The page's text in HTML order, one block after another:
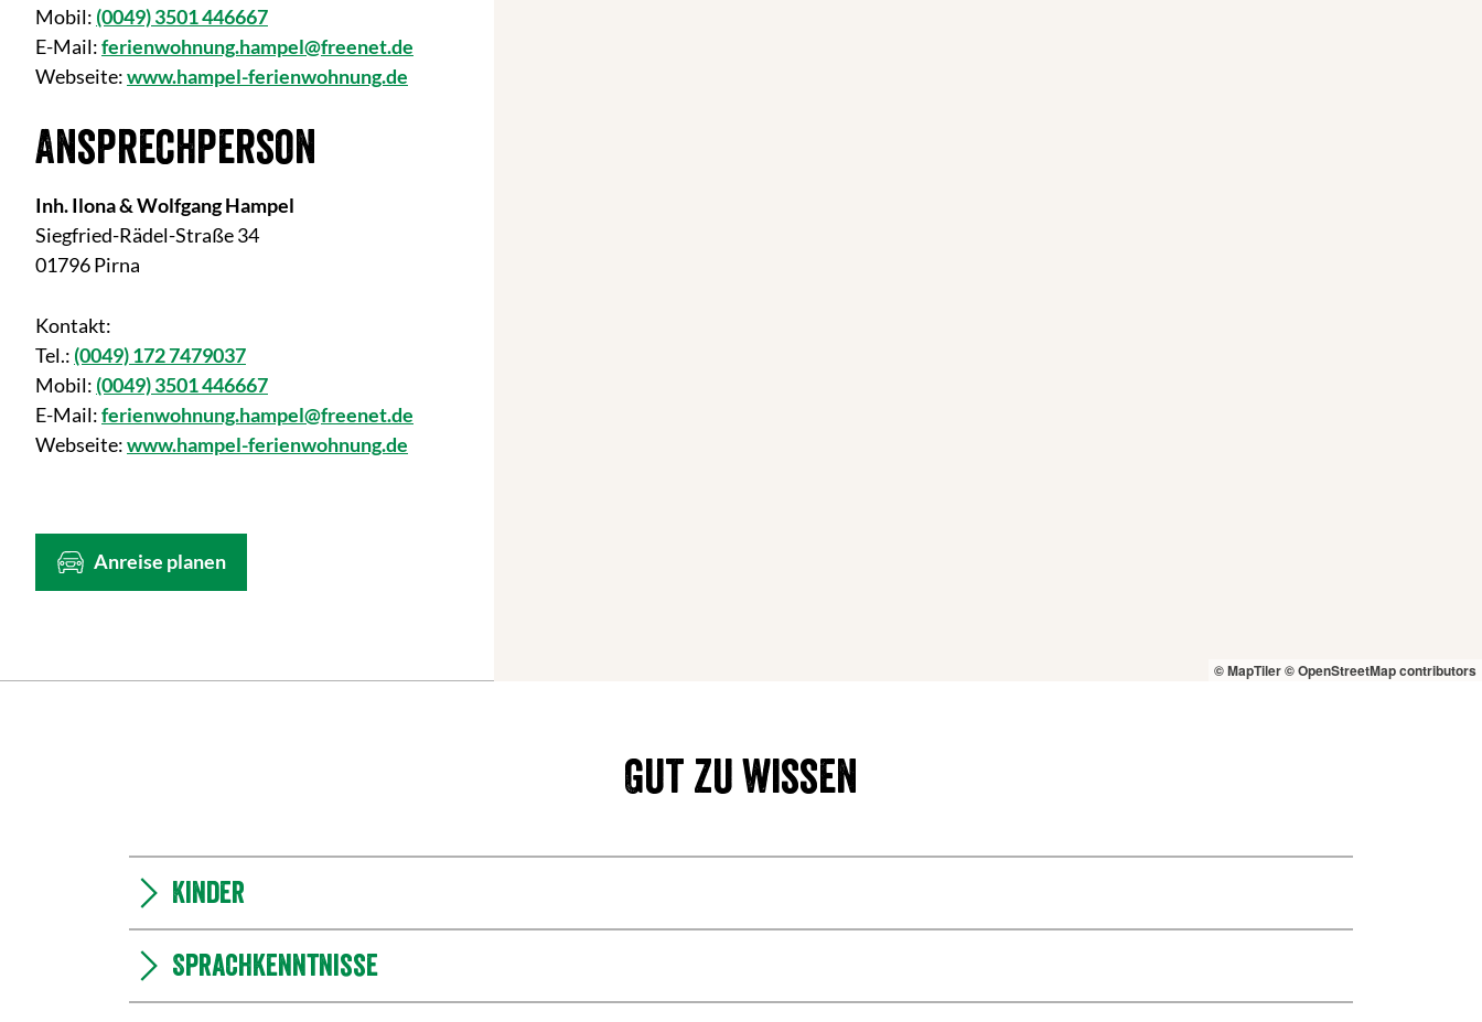
Mobil: (0049) 3501 446667
E-Mail:ferienwohnung.hampel@freenet.de
Webseite:www.hampel-ferienwohnung.de
Ansprechperson
Inh. Ilona & Wolfgang Hampel
Siegfried-Rädel-Straße 34
01796 Pirna
Kontakt:
Tel.: (0049) 172 7479037
Mobil: (0049) 3501 446667
E-Mail:ferienwohnung.hampel@freenet.de
Webseite:www.hampel-ferienwohnung.de
Anreise planen
© MapTiler© OpenStreetMap contributors
Gut zu wissen
Kinder
Sprachkenntnisse